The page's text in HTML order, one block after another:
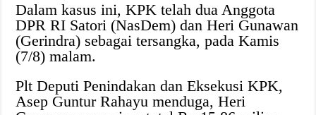
Dalam kasus ini, KPK telah dua Anggota
DPR RI Satori (NasDem) dan Heri Gunawan
(Gerindra) sebagai tersangka, pada Kamis
(7/8) malam.
Plt Deputi Penindakan dan Eksekusi KPK,
Asep Guntur Rahayu menduga, Heri